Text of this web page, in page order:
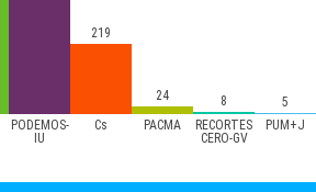
PODEMOS-
IU
Cs PACMA
RECORTES
CERO-GV
PUM+J
219
24 8 5